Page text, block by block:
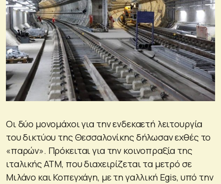
Οι δύο μονομάχοι για την ενδεκαετή λειτουργία
του δικτύου της Θεσσαλονίκης δήλωσαν εχθές το
«παρών». Πρόκειται για την κοινοπραξία της
ιταλικής ATM, που διαχειρίζεται τα μετρό σε
Μιλάνο και Κοπεγχάγη, με τη γαλλική Egis, υπό την